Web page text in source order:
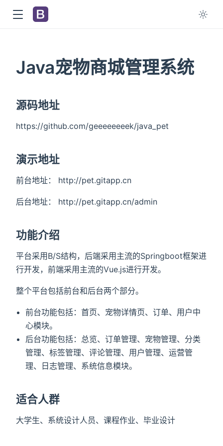
Java宠物商城管理系统
源码地址
https://github.com/geeeeeeeek/java_pet
演示地址
前台地址： http://pet.gitapp.cn
后台地址： http://pet.gitapp.cn/admin
功能介绍
平台采用B/S结构，后端采用主流的Springboot框架进
行开发，前端采用主流的Vue.js进行开发。
整个平台包括前台和后台两个部分。
前台功能包括：首页、宠物详情页、订单、用户中
心模块。
后台功能包括：总览、订单管理、宠物管理、分类
管理、标签管理、评论管理、用户管理、运营管
理、日志管理、系统信息模块。
适合人群
大学生、系统设计人员、课程作业、毕业设计